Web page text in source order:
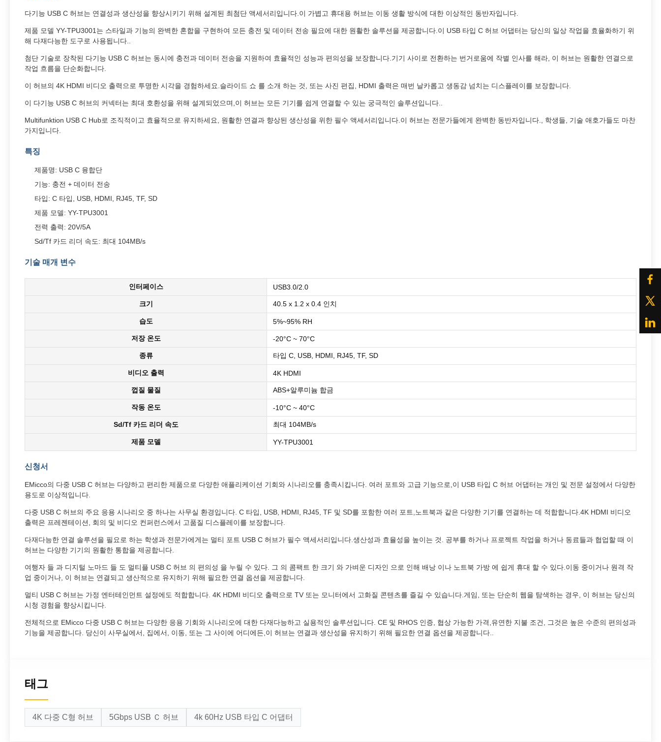
다기능 USB C 허브는 연결성과 생산성을 향상시키기 위해 설계된 최첨단 액세서리입니다.이 가볍고 휴대용 허브는 이동 생활 방식에 대한 이상적인 동반자입니다.
제품 모델 YY-TPU3001는 스타일과 기능의 완벽한 혼합을 구현하여 모든 충전 및 데이터 전송 필요에 대한 원활한 솔루션을 제공합니다.이 USB 타입 C 허브 어댑터는 당신의 일상 작업을 효율화하기 위
해 다재다능한 도구로 사용됩니다..
첨단 기술로 장착된 다기능 USB C 허브는 동시에 충전과 데이터 전송을 지원하여 효율적인 성능과 편의성을 보장합니다.기기 사이로 전환하는 번거로움에 작별 인사를 해라, 이 허브는 원활한 연결으로
작업 흐름을 단순화합니다.
이 허브의 4K HDMI 비디오 출력으로 투명한 시각을 경험하세요.슬라이드 쇼 를 소개 하는 것, 또는 사진 편집, HDMI 출력은 매번 날카롭고 생동감 넘치는 디스플레이를 보장합니다.
이 다기능 USB C 허브의 커넥터는 최대 호환성을 위해 설계되었으며,이 허브는 모든 기기를 쉽게 연결할 수 있는 궁극적인 솔루션입니다..
Multifunktion USB C Hub로 조직적이고 효율적으로 유지하세요, 원활한 연결과 향상된 생산성을 위한 필수 액세서리입니다.이 허브는 전문가들에게 완벽한 동반자입니다., 학생들, 기술 애호가들도 마찬
가지입니다.
특징
제품명: USB C 융합단
기능: 충전 + 데이터 전송
타입: C 타입, USB, HDMI, RJ45, TF, SD
제품 모델: YY-TPU3001
전력 출력: 20V/5A
Sd/Tf 카드 리더 속도: 최대 104MB/s
기술 매개 변수
인터페이스 USB3.0/2.0
크기 40.5 x 1.2 x 0.4 인치
습도 5%~95% RH
저장 온도 -20°C ~ 70°C
종류 타입 C, USB, HDMI, RJ45, TF, SD
비디오 출력 4K HDMI
껍질 물질 ABS+알루미늄 합금
작동 온도 -10°C ~ 40°C
Sd/Tf 카드 리더 속도 최대 104MB/s
제품 모델 YY-TPU3001
신청서
EMicco의 다중 USB C 허브는 다양하고 편리한 제품으로 다양한 애플리케이션 기회와 시나리오를 충족시킵니다. 여러 포트와 고급 기능으로,이 USB 타입 C 허브 어댑터는 개인 및 전문 설정에서 다양한
용도로 이상적입니다.
다중 USB C 허브의 주요 응용 시나리오 중 하나는 사무실 환경입니다. C 타입, USB, HDMI, RJ45, TF 및 SD를 포함한 여러 포트,노트북과 같은 다양한 기기를 연결하는 데 적합합니다.4K HDMI 비디오
출력은 프레젠테이션, 회의 및 비디오 컨퍼런스에서 고품질 디스플레이를 보장합니다.
다재다능한 연결 솔루션을 필요로 하는 학생과 전문가에게는 멀티 포트 USB C 허브가 필수 액세서리입니다.생산성과 효율성을 높이는 것. 공부를 하거나 프로젝트 작업을 하거나 동료들과 협업할 때 이
허브는 다양한 기기의 원활한 통합을 제공합니다.
여행자 들 과 디지털 노마드 들 도 멀티플 USB C 허브 의 편의성 을 누릴 수 있다. 그 의 콤팩트 한 크기 와 가벼운 디자인 으로 인해 배낭 이나 노트북 가방 에 쉽게 휴대 할 수 있다.이동 중이거나 원격 작
업 중이거나, 이 허브는 연결되고 생산적으로 유지하기 위해 필요한 연결 옵션을 제공합니다.
멀티 USB C 허브는 가정 엔터테인먼트 설정에도 적합합니다. 4K HDMI 비디오 출력으로 TV 또는 모니터에서 고화질 콘텐츠를 즐길 수 있습니다.게임, 또는 단순히 웹을 탐색하는 경우, 이 허브는 당신의
시청 경험을 향상시킵니다.
전체적으로 EMicco 다중 USB C 허브는 다양한 응용 기회와 시나리오에 대한 다재다능하고 실용적인 솔루션입니다. CE 및 RHOS 인증, 협상 가능한 가격,유연한 지불 조건, 그것은 높은 수준의 편의성과
기능을 제공합니다. 당신이 사무실에서, 집에서, 이동, 또는 그 사이에 어디에든,이 허브는 연결과 생산성을 유지하기 위해 필요한 연결 옵션을 제공합니다..
태그
4K 다중 C형 허브 5Gbps USB Ｃ 허브 4k 60Hz USB 타입 C 어댑터